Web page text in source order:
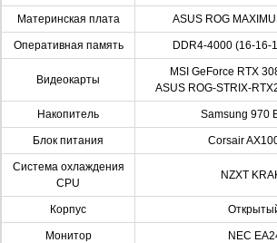
Материнская плата ASUS ROG
Оперативная память DDR4-4000 (16-16-
Видеокарты
MSI GeForce RTX
ASUS ROG-STRIX-
Накопитель Samsung 970
Блок питания Corsair
Система охлаждения
CPU
NZXT
Корпус
Монитор NEC